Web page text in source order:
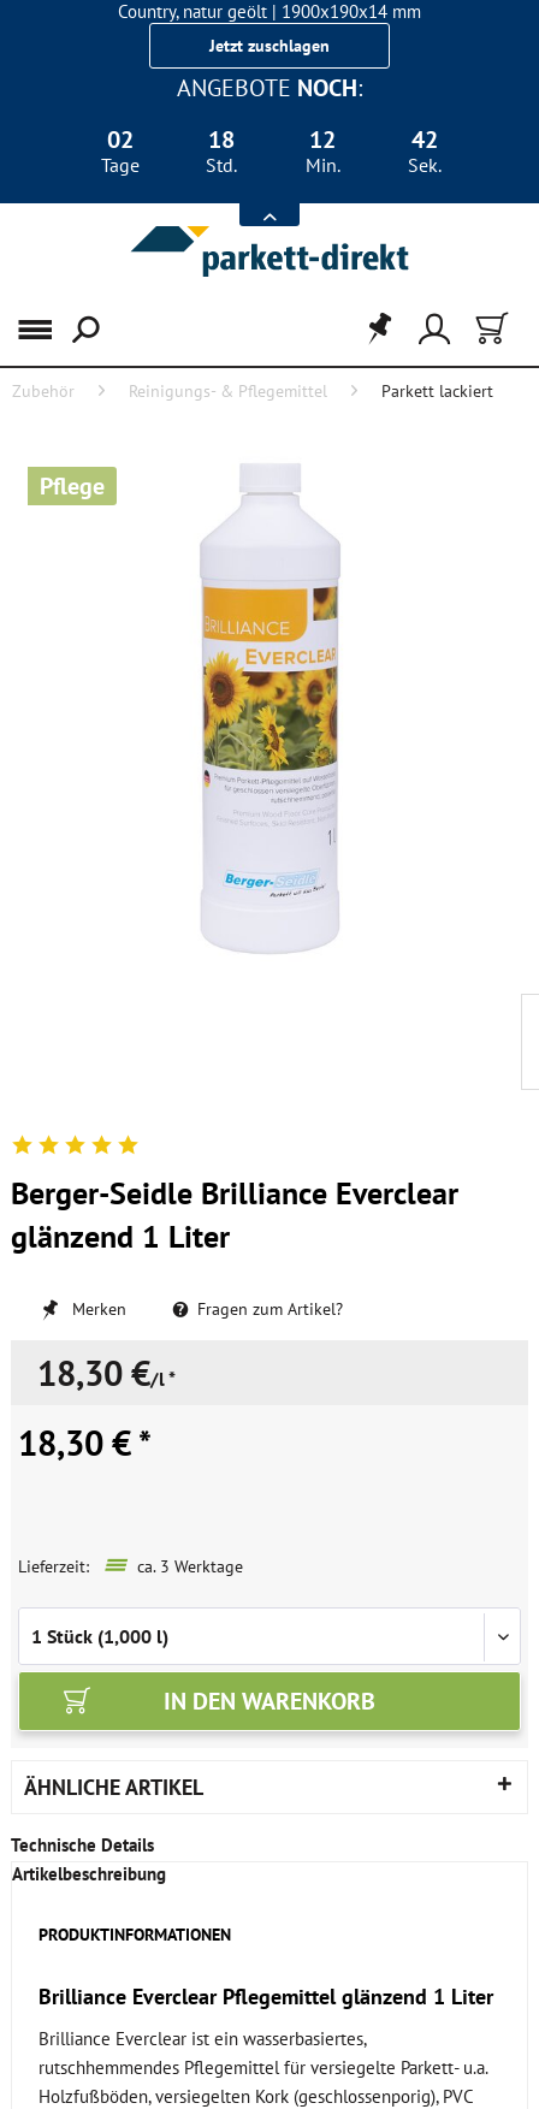
Country, natur geölt | 1900x190x14 mm
Landhausdiele Eiche für nur 29,90 €/m²
Jetzt zuschlagen
ANGEBOTE NOCH:
02
Tage
18
Std.
12
Min.
42
Sek.
Menü
Zubehör Reinigungs- & Pflegemittel Parkett lackiert
Pflege
Berger-Seidle Brilliance Everclear
glänzend 1 Liter
Merken Fragen zum Artikel?
18,30 €/l *
18,30 € *
Lieferzeit: ca. 3 Werktage
IN DEN WARENKORB
ÄHNLICHE ARTIKEL
Technische Details
Artikelbeschreibung
PRODUKTINFORMATIONEN
Brilliance Everclear Pflegemittel glänzend 1 Liter
Brilliance Everclear ist ein wasserbasiertes,
rutschhemmendes Pflegemittel für versiegelte Parkett- u.a.
Holzfußböden, versiegelten Kork (geschlossenporig), PVC